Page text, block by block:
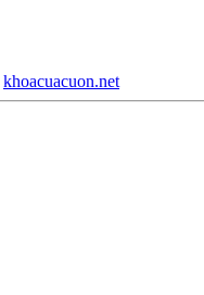
khoacuacuon.net